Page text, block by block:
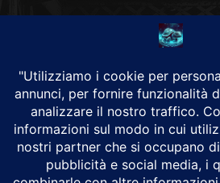
CHI SIAMO
Alground Geopolitica e Cyberwarfare.
Da una idea di Brunilde Trizio
Alground fa parte del Gruppo Trizio